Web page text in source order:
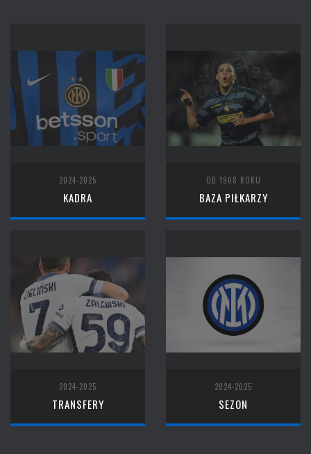
2024-2025
KADRA
OD 1908 ROKU
BAZA PIŁKARZY
2024-2025
TRANSFERY
2024-2025
SEZON